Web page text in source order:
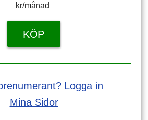
kr/månad ​​​​​​
KÖP
Logga in
Mina Sidor